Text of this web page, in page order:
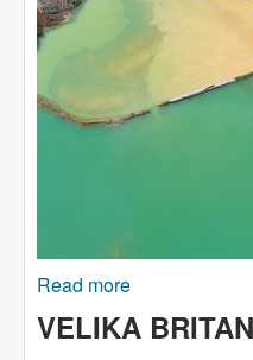
Read more
ugrožava više
VELIKA